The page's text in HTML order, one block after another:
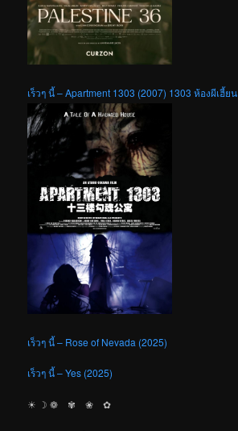
เร็วๆ นี้ – Apartment 1303 (2007) 1303 ห้องผีเฮี้ยน
เร็วๆ นี้ – Rose of Nevada (2025)
เร็วๆ นี้ – Yes (2025)
☀︎ ☽ ❁ ✾ ❀ ✿